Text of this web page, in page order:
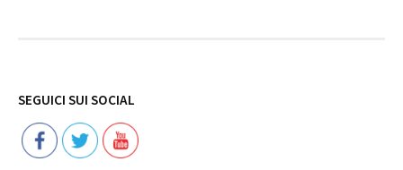
SEGUICI SUI SOCIAL